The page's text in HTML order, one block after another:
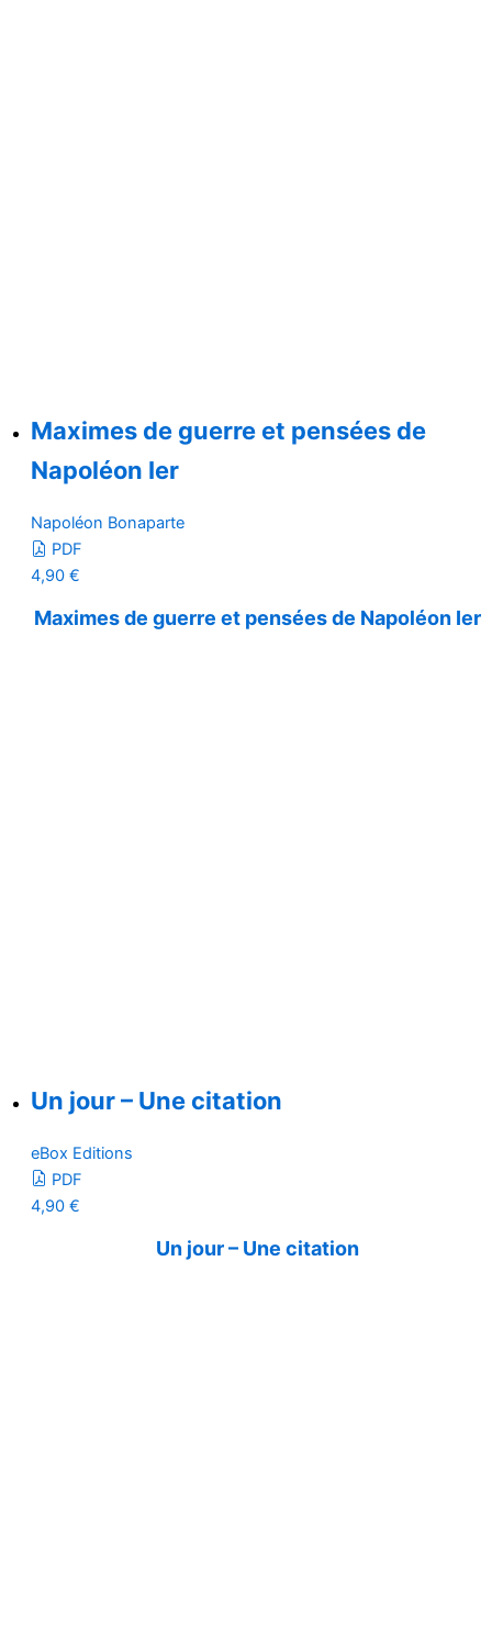
Maximes de guerre et pensées de
Napoléon Ier
Napoléon Bonaparte
PDF
4,90 €
Maximes de guerre et pensées de Napoléon Ier
Un jour – Une citation
eBox Editions
PDF
4,90 €
Un jour – Une citation